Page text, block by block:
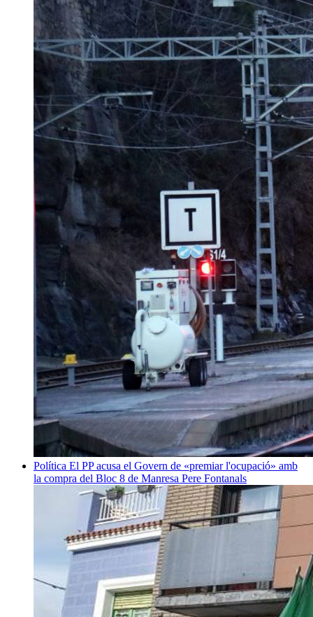
Política El PP acusa el Govern de «premiar l'ocupació» amb
la compra del Bloc 8 de Manresa Pere Fontanals